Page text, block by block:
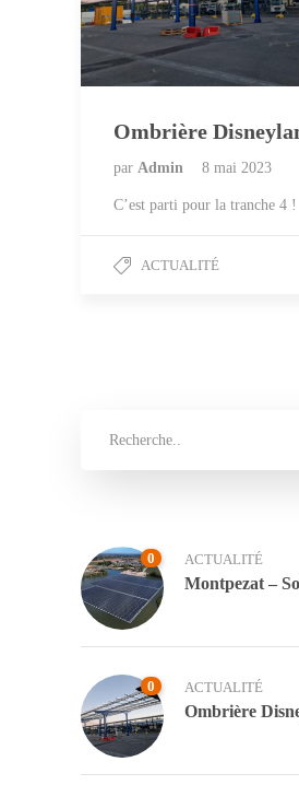
Ombrière
par Admin 8 mai 2023
C’est parti pour la tranche 4 !
ACTUALITÉ
0 ACTUALITÉ
Montpezat –
0 ACTUALITÉ
Ombrière